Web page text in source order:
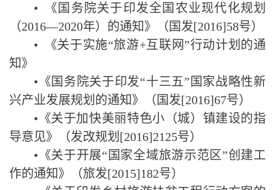
•
《国务院关于印发全国农业现代化规划
（2016—2020年）的通知》（国发[2016]58号）
•
《关于实施“旅游+互联网”行动计划的通
知》
• 《国务院关于印发“十三五” 国家战略性新
兴产业发展规划的通知》（国发[2016]67号）
• 《关于加快美丽特色小（城）镇建设的指
导意见》（发改规划 [2016]2125号）
• 《关于开展“ 国家全域旅游示范区”创建工
作的通知》（旅发[2015]182号）